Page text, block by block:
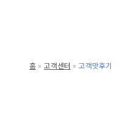
홈 고객센터 고객맛후기